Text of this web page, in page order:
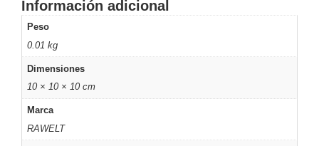
Cámaras
IP y NVRs
Ambientes
Salinos
(Anticorrosión)
y
Decodificadores
Video
Información adicional
Peso
0.01 kg
Dimensiones
10 × 10 × 10 cm
Marca
RAWELT